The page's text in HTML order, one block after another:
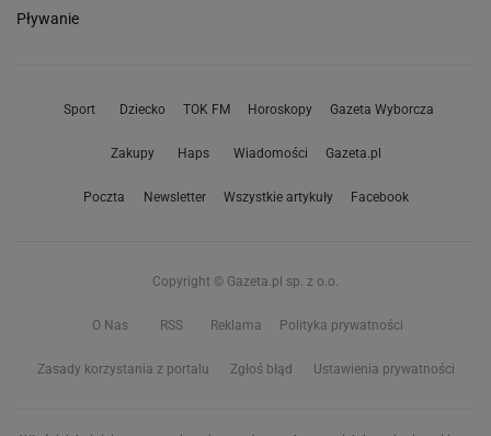
Pływanie
Sport Dziecko TOK FM Horoskopy Gazeta Wyborcza
Zakupy Haps Wiadomości Gazeta.pl
Poczta Newsletter Wszystkie artykuły Facebook
Copyright © Gazeta.pl sp. z o.o.
O Nas RSS Reklama Polityka prywatności
Zasady korzystania z portalu Zgłoś błąd Ustawienia prywatności